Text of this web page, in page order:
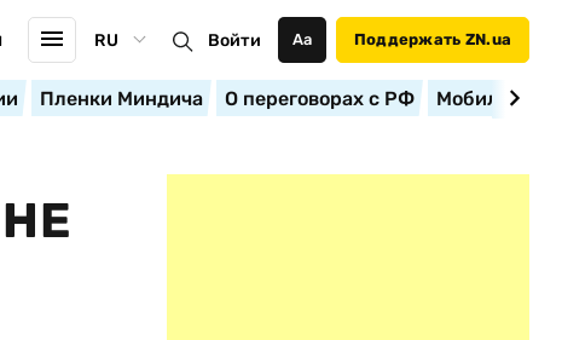
RU Войти Аа Поддержать ZN.ua
Пленки Миндича О переговорах с РФ